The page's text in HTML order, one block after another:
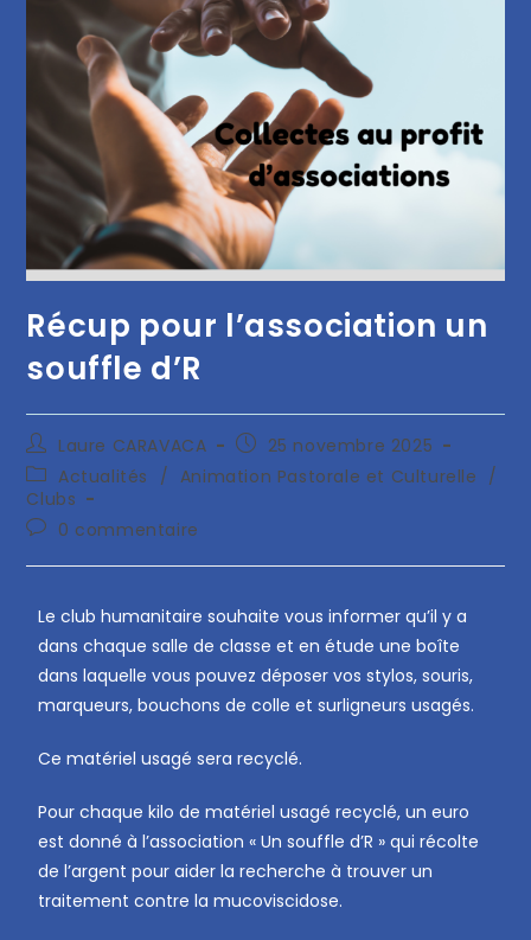
Récup pour l’association un
souffle d’R
Laure CARAVACA
25 novembre 2025
Actualités
/ Animation Pastorale et Culturelle /
Clubs
0 commentaire
Le club humanitaire souhaite vous informer qu’il y a
dans chaque salle de classe et en étude une boîte
dans laquelle vous pouvez déposer vos stylos, souris,
marqueurs, bouchons de colle et surligneurs usagés.
Ce matériel usagé sera recyclé.
Pour chaque kilo de matériel usagé recyclé, un euro
est donné à l’association « Un souffle d’R » qui récolte
de l’argent pour aider la recherche à trouver un
traitement contre la mucoviscidose.